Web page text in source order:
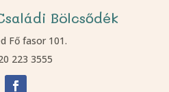
Bölcsődék
Fő fasor 101.
223 3555